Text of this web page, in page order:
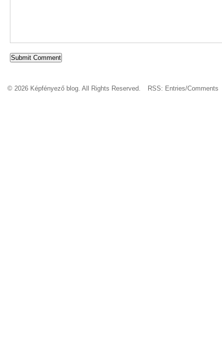
© 2026 Képfényező blog. All Rights Reserved. RSS: Entries/Comments